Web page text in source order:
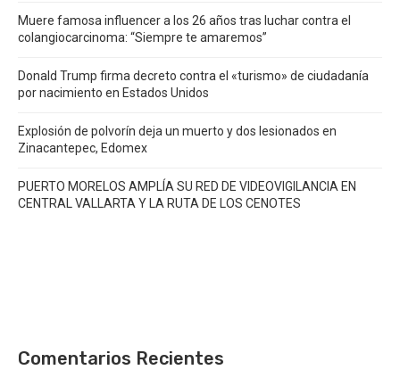
Muere famosa influencer a los 26 años tras luchar contra el
colangiocarcinoma: “Siempre te amaremos”
Donald Trump firma decreto contra el «turismo» de ciudadanía
por nacimiento en Estados Unidos
Explosión de polvorín deja un muerto y dos lesionados en
Zinacantepec, Edomex
PUERTO MORELOS AMPLÍA SU RED DE VIDEOVIGILANCIA EN
CENTRAL VALLARTA Y LA RUTA DE LOS CENOTES
Comentarios Recientes